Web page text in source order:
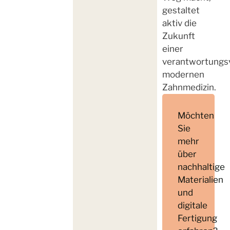
gestaltet
aktiv die
Zukunft
einer
modernen
Zahnmedizin.
Möchten
Sie
mehr
über
nachhaltige
Materialien
und
digitale
Fertigung